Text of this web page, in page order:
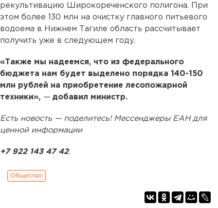
рекультивацию Широкореченского полигона. При
этом более 130 млн на очистку главного питьевого
водоема в Нижнем Тагиле область рассчитывает
получить уже в следующем году.
«Также мы надеемся, что из федерального
бюджета нам будет выделено порядка 140-150
млн рублей на приобретение лесопожарной
техники», —добавил министр.
Есть новость — поделитесь! Мессенджеры ЕАН для
ценной информации
+7 922 143 47 42.
Общество